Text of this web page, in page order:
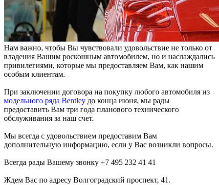
Нам важно, чтобы Вы чувствовали удовольствие не только от
владения Вашим роскошным автомобилем, но и наслаждались
привилегиями, которые мы предоставляем Вам, как нашим
особым клиентам.
При заключении договора на покупку любого автомобиля из
модельного ряда Bentley до конца июня, мы рады
предоставить Вам три года планового технического
обслуживания за наш счет.
Мы всегда с удовольствием предоставим Вам
дополнительную информацию, если у Вас возникли вопросы.
Всегда рады Вашему звонку +7 495 232 41 41
Ждем Вас по адресу Волгоградский проспект, 41.